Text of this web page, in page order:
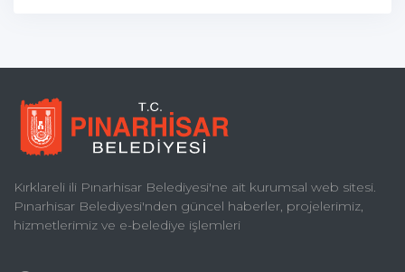
Kırklareli ili Pınarhisar Belediyesi'ne ait kurumsal web sitesi.
Pınarhisar Belediyesi'nden güncel haberler, projelerimiz,
hizmetlerimiz ve e-belediye işlemleri